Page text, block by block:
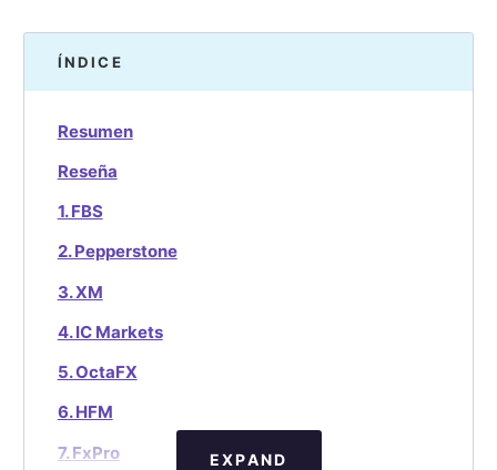
ÍNDICE
Resumen
Reseña
1. FBS
2. Pepperstone
3. XM
4. IC Markets
5. OctaFX
6. HFM
7. FxPro
EXPAND